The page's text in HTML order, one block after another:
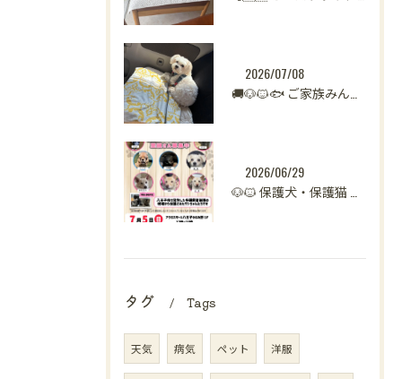
2026/07/08
2026/06/29
タグ Tags
天気 病気 ペット 洋服